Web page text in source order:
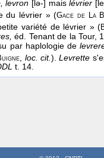
levron [lə-] maislévrier
du lévrier » (Gace de La
variété de lévrier » (
éd. Tenant de la Tour,
par haplologie de
loc. cit.).Levrette
t. 14.